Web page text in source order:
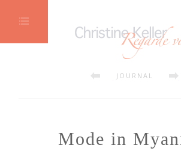
Maux de saison
JOURNAL
Mode in